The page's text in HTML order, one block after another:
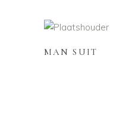
MAN SUIT